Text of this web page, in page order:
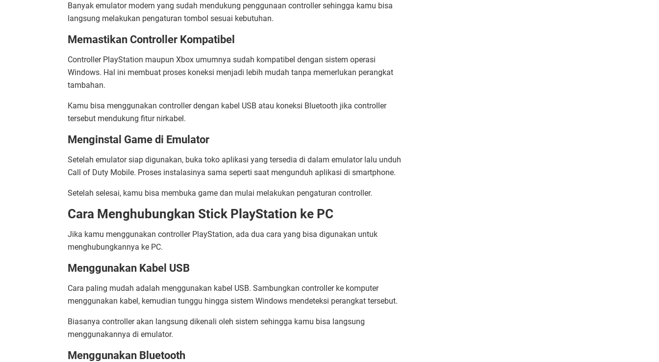
Banyak emulator modern yang sudah mendukung penggunaan controller sehingga kamu bisa
langsung melakukan pengaturan tombol sesuai kebutuhan.
Memastikan Controller Kompatibel
Controller PlayStation maupun Xbox umumnya sudah kompatibel dengan sistem operasi
Windows. Hal ini membuat proses koneksi menjadi lebih mudah tanpa memerlukan perangkat
tambahan.
Kamu bisa menggunakan controller dengan kabel USB atau koneksi Bluetooth jika controller
tersebut mendukung fitur nirkabel.
Menginstal Game di Emulator
Setelah emulator siap digunakan, buka toko aplikasi yang tersedia di dalam emulator lalu unduh
Call of Duty Mobile. Proses instalasinya sama seperti saat mengunduh aplikasi di smartphone.
Setelah selesai, kamu bisa membuka game dan mulai melakukan pengaturan controller.
Cara Menghubungkan Stick PlayStation ke PC
Jika kamu menggunakan controller PlayStation, ada dua cara yang bisa digunakan untuk
menghubungkannya ke PC.
Menggunakan Kabel USB
Cara paling mudah adalah menggunakan kabel USB. Sambungkan controller ke komputer
menggunakan kabel, kemudian tunggu hingga sistem Windows mendeteksi perangkat tersebut.
Biasanya controller akan langsung dikenali oleh sistem sehingga kamu bisa langsung
menggunakannya di emulator.
Menggunakan Bluetooth